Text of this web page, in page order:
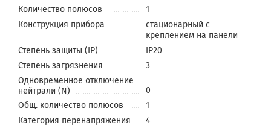
Количество полюсов
1
Конструкция прибора
стационарный с
креплением на панели
Степень защиты (IP)
IP20
Степень загрязнения
3
Одновременное отключение
нейтрали (N)
0
Общ. количество полюсов
1
Категория перенапряжения
4